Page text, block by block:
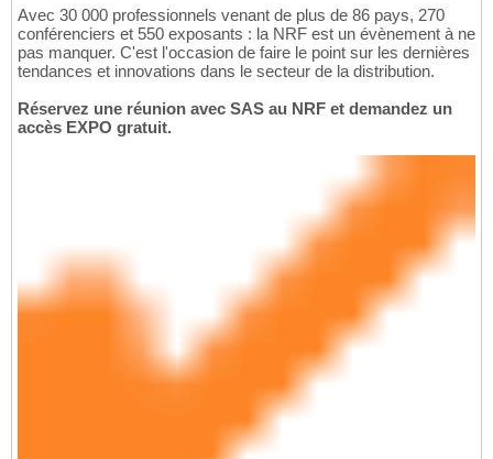
Avec 30 000 professionnels venant de plus de 86 pays, 270
conférenciers et 550 exposants : la NRF est un évènement à ne
pas manquer. C'est l'occasion de faire le point sur les dernières
tendances et innovations dans le secteur de la distribution.
Réservez une réunion avec SAS au NRF et demandez un
accès EXPO gratuit.